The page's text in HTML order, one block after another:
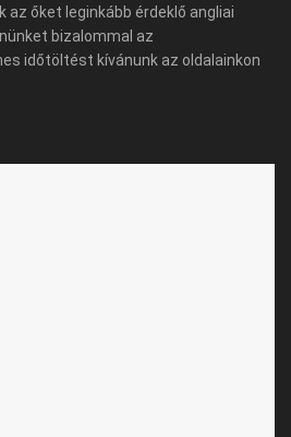
az őket leginkább érdeklő angliai
bizalommal az
időtöltést kívánunk az oldalainkon